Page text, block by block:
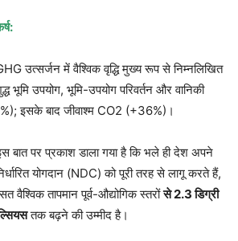
उत्सर्जन में वैश्विक वृद्धि मुख्य रूप से निम्नलिखित
भूमि उपयोग, भूमि-उपयोग परिवर्तन और वानिकी
इसके बाद जीवाश्म CO2 (+36%)।
इस बात पर प्रकाश डाला गया है कि भले ही देश अपने
योगदान (NDC) को पूरी तरह से लागू करते हैं,
तापमान पूर्व-औद्योगिक स्तरोंसे 2.3 डिग्री
तक बढ़ने की उम्मीद है।